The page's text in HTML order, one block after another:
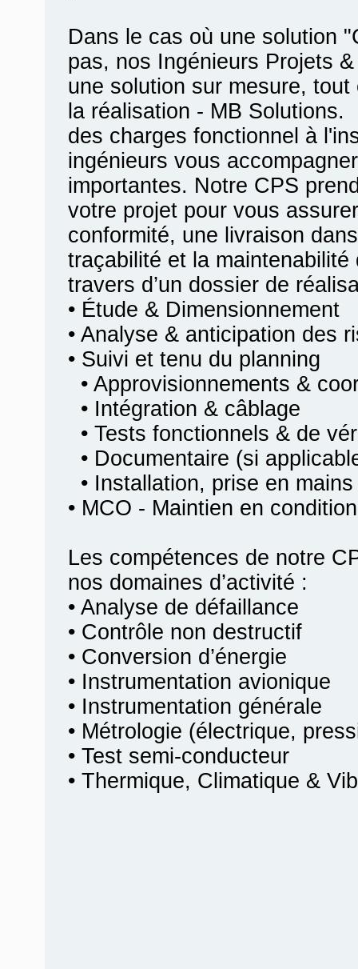
Dans le cas où une solution
pas, nos Ingénieurs Projets
une solution sur mesure,
la réalisation - MB
des charges fonctionnel à
ingénieurs vous
importantes. Notre CPS
votre projet pour vous
conformité, une livraison
traçabilité et la
travers d’un dossier de
• Étude & Dimensionnement
• Analyse & anticipation des
• Suivi et tenu du planning
• Approvisionnements &
• Intégration & câblage
• Tests fonctionnels & de
• Documentaire (si
• Installation, prise en
• MCO - Maintien en
Les compétences de notre
nos domaines d’activité :
• Analyse de défaillance
• Contrôle non destructif
• Conversion d’énergie
• Instrumentation avionique
• Instrumentation générale
• Métrologie (électrique,
• Test semi-conducteur
• Thermique, Climatique &